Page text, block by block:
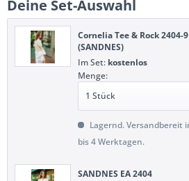
Deine Set-Auswahl
Cornelia Tee & Rock 2404-
(SANDNES)
Im Set: kostenlos
Menge:
Lagernd. Versandbereit
bis 4 Werktagen.
SANDNES EA 2404